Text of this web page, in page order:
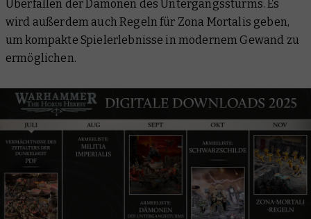
Überfällen der Dämonen des Untergangssturms. Es
wird außerdem auch Regeln für Zona Mortalis geben,
um kompakte Spielerlebnisse in modernem Gewand zu
ermöglichen.